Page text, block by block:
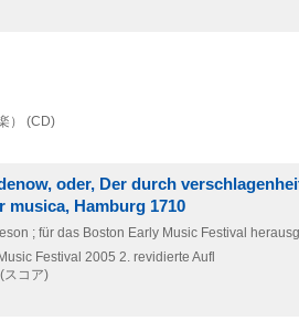
） (CD)
oder, Der durch
musica, Hamburg 1710
; für das Boston Early Music Festival
Festival 2005 2. revidierte Aufl
スコア)